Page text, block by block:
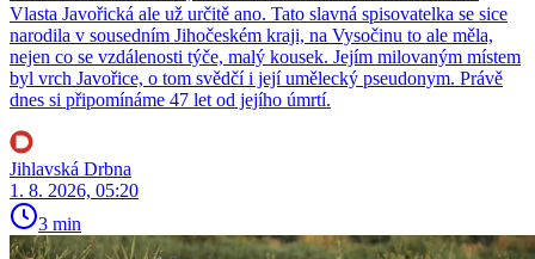
Vlasta Javořická ale už určitě ano. Tato slavná spisovatelka se sice
narodila v sousedním Jihočeském kraji, na Vysočinu to ale měla,
nejen co se vzdálenosti týče, malý kousek. Jejím milovaným místem
byl vrch Javořice, o tom svědčí i její umělecký pseudonym. Právě
dnes si připomínáme 47 let od jejího úmrtí.
Jihlavská Drbna
1. 8. 2026, 05:20
3 min